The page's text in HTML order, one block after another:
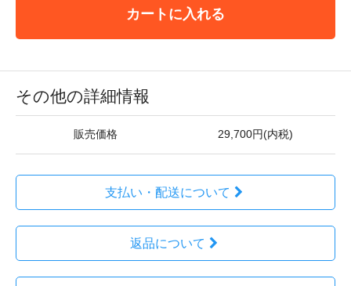
カートに入れる
その他の詳細情報
販売価格 29,700円(内税)
支払い・配送について
返品について